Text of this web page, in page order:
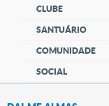
CLUBE
SANTUÁRIO
COMUNIDADE
SOCIAL